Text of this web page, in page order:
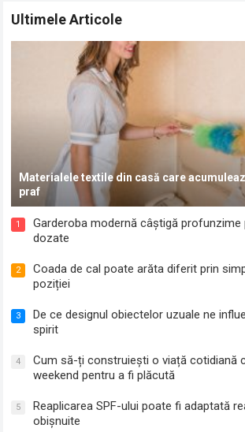
Ultimele Articole
Materialele textile din casă care
praf
1
Garderoba modernă câștigă
dozate
2
Coada de cal poate arăta diferit prin
poziției
3
De ce designul obiectelor uzuale ne
spirit
4
Cum să-ți construiești o viață cotidiană
weekend pentru a fi plăcută
5
Reaplicarea SPF-ului poate fi adaptată
obișnuite